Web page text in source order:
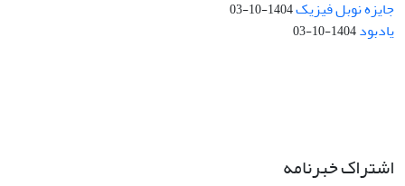
جایزه نوبل فیزیک1404-10-03
یادبود1404-10-03
اشتراک خبرنامه